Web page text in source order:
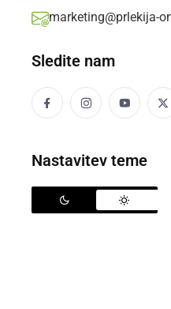
marketing@prlekija-
Sledite nam
Nastavitev teme
tujcev
Vsi so v
Izberite